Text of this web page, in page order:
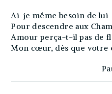
Ai-je même besoin de lui
Pour descendre aux
Amour perça-t-il pas de
Mon cœur, dès que votre